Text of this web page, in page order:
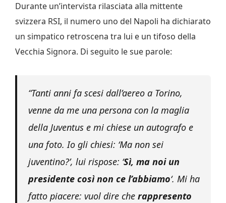
Durante un’intervista rilasciata alla mittente
svizzera RSI, il numero uno del Napoli ha dichiarato
un simpatico retroscena tra lui e un tifoso della
Vecchia Signora. Di seguito le sue parole:
“Tanti anni fa scesi dall’aereo a Torino,
venne da me una persona con la maglia
della Juventus e mi chiese un autografo e
una foto. Io gli chiesi: ‘Ma non sei
juventino?’, lui rispose: ‘Sì, ma noi un
presidente così non ce l’abbiamo‘. Mi ha
fatto piacere: vuol dire che rappresento